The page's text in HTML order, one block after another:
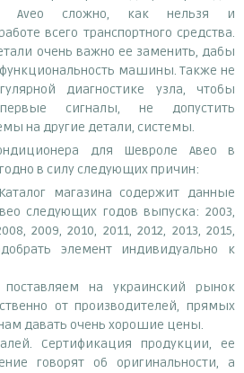
Aveo сложно, как нельзя и
всего транспортного средства.
очень важно ее заменить, дабы
машины. Также не
диагностике узла, чтобы
сигналы, не допустить
на другие детали, системы.
для Шевроле Авео в
в силу следующих причин:
магазина содержит данные
следующих годов выпуска: 2003,
2009, 2010, 2011, 2012, 2013, 2015,
элемент индивидуально к
на украинский рынок
от производителей, прямых
давать очень хорошие цены.
Сертификация продукции, ее
говорят об оригинальности, а